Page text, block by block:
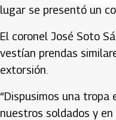
lugar se presentó un
El coronel José Soto
vestían prendas
extorsión.
“Dispusimos una
nuestros soldados y